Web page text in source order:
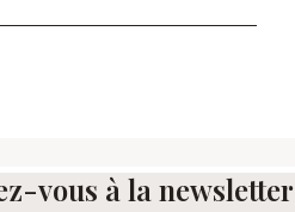
vous à la newsletter